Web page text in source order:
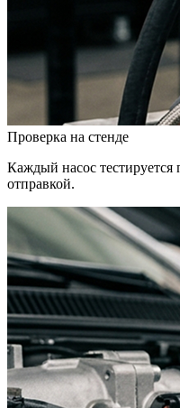
Проверка на стенде
Каждый насос
отправкой.